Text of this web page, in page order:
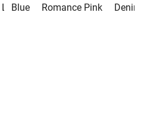
Lavender Purple
Blue Romance Pink